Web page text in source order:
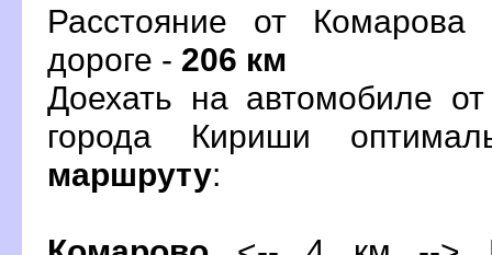
Расстояние от
дороге - 206 км
Доехать на автомобиле
орода Кириши
маршруту: